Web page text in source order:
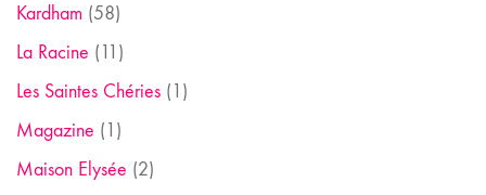
Kardham (58)
La Racine (11)
Les Saintes Chéries (1)
Magazine (1)
Maison Elysée (2)